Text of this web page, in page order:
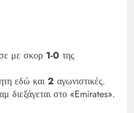
με σκορ 1-0 της
εδώ και2 αγωνιστικές.
στο «Emirates».